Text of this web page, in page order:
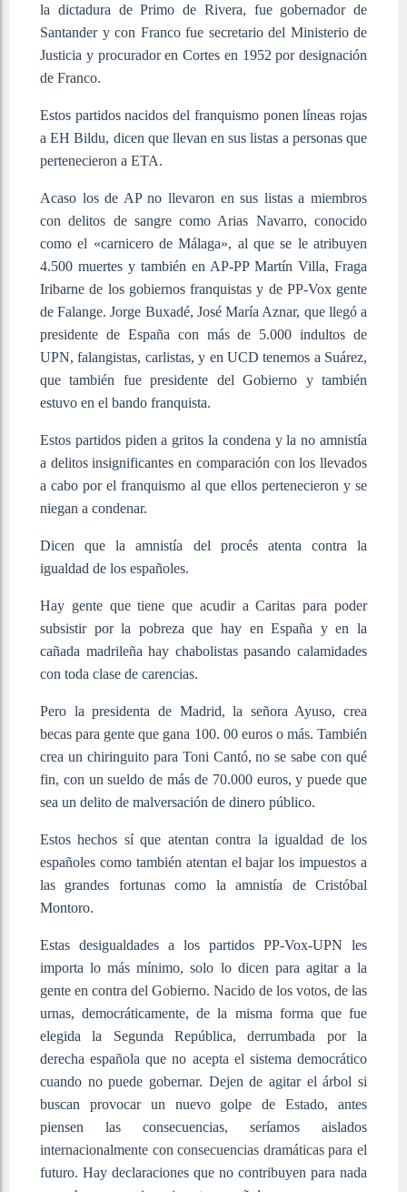
la dictadura de Primo de Rivera, fue gobernador de
Santander y con Franco fue secretario del Ministerio de
Justicia y procurador en Cortes en 1952 por designación
de Franco.
Estos partidos nacidos del franquismo ponen líneas rojas
a EH Bildu, dicen que llevan en sus listas a personas que
pertenecieron a ETA.
Acaso los de AP no llevaron en sus listas a miembros
con delitos de sangre como Arias Navarro, conocido
como el «carnicero de Málaga», al que se le atribuyen
4.500 muertes y también en AP-PP Martín Villa, Fraga
Iribarne de los gobiernos franquistas y de PP-Vox gente
de Falange. Jorge Buxadé, José María Aznar, que llegó a
presidente de España con más de 5.000 indultos de
UPN, falangistas, carlistas, y en UCD tenemos a Suárez,
que también fue presidente del Gobierno y también
estuvo en el bando franquista.
Estos partidos piden a gritos la condena y la no amnistía
a delitos insignificantes en comparación con los llevados
a cabo por el franquismo al que ellos pertenecieron y se
niegan a condenar.
Dicen que la amnistía del procés atenta contra la
igualdad de los españoles.
Hay gente que tiene que acudir a Caritas para poder
subsistir por la pobreza que hay en España y en la
cañada madrileña hay chabolistas pasando calamidades
con toda clase de carencias.
Pero la presidenta de Madrid, la señora Ayuso, crea
becas para gente que gana 100. 00 euros o más. También
crea un chiringuito para Toni Cantó, no se sabe con qué
fin, con un sueldo de más de 70.000 euros, y puede que
sea un delito de malversación de dinero público.
Estos hechos sí que atentan contra la igualdad de los
españoles como también atentan el bajar los impuestos a
las grandes fortunas como la amnistía de Cristóbal
Montoro.
Estas desigualdades a los partidos PP-Vox-UPN les
importa lo más mínimo, solo lo dicen para agitar a la
gente en contra del Gobierno. Nacido de los votos, de las
urnas, democráticamente, de la misma forma que fue
elegida la Segunda República, derrumbada por la
derecha española que no acepta el sistema democrático
cuando no puede gobernar. Dejen de agitar el árbol si
buscan provocar un nuevo golpe de Estado, antes
piensen las consecuencias, seríamos aislados
internacionalmente con consecuencias dramáticas para el
futuro. Hay declaraciones que no contribuyen para nada